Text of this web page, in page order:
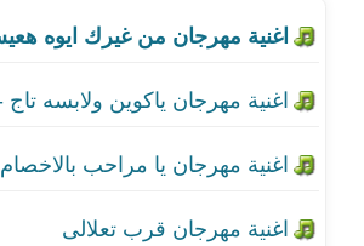
اغنية مهرجان منجاية بلدى
اغنية مهرجان طول عمرنا